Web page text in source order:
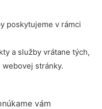
poskytujeme v rámci
a služby vrátane tých,
stránky.
vám